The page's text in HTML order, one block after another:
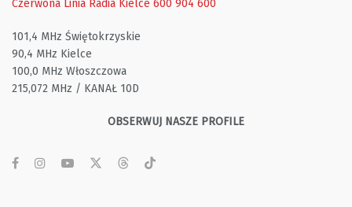
Czerwona Linia Radia Kielce 600 904 600
101,4 MHz Świętokrzyskie
90,4 MHz Kielce
100,0 MHz Włoszczowa
215,072 MHz / KANAŁ 10D
OBSERWUJ NASZE PROFILE